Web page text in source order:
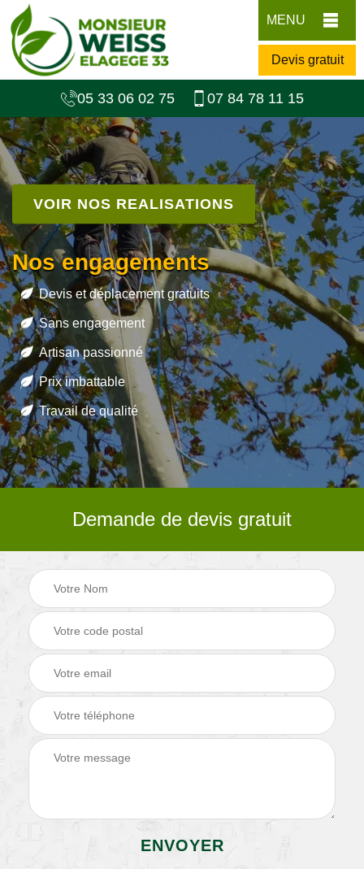
MENU
Devis gratuit
05 33 06 02 75 07 84 78 11 15
VOIR NOS REALISATIONS
Nos engagements
Devis et déplacement gratuits
Sans engagement
Artisan passionné
Prix imbattable
Travail de qualité
Demande de devis gratuit